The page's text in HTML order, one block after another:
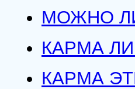
МОЖНО
КАРМА
КАРМА